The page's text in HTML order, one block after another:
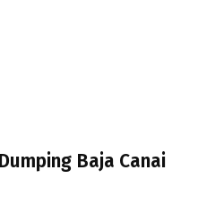
Baja Canai